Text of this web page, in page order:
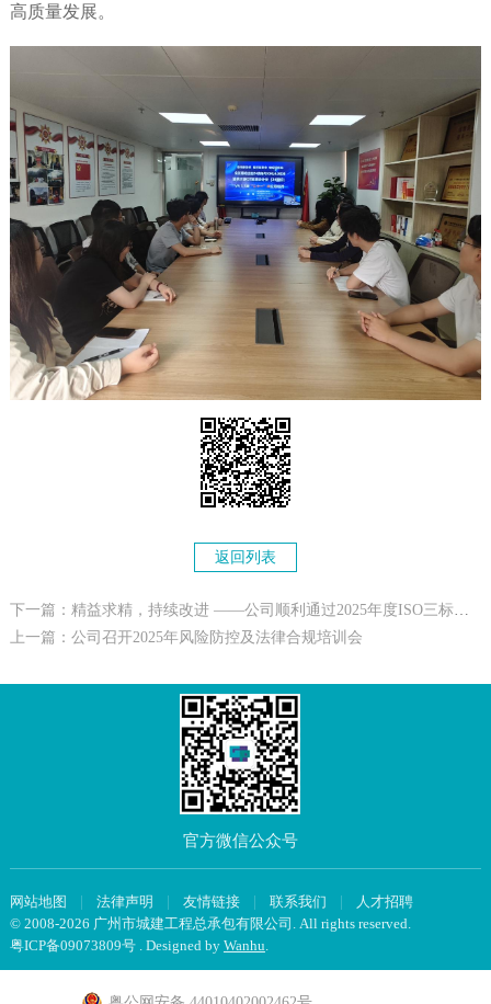
高质量发展。
返回列表
上一篇：公司召开2025年风险防控及法律合规培训会
官方微信公众号
网站地图 | 法律声明 | 友情链接 | 联系我们 |
人才招聘
© 2008-2026 广州市城建工程总承包有限公司. All rights reserved.
粤ICP备09073809号. Designed by Wanhu